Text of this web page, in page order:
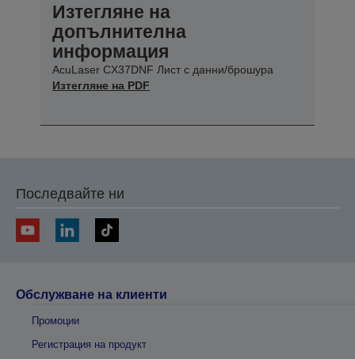
Изтегляне на
допълнителна
информация
AcuLaser CX37DNF Лист с данни/брошура
Изтегляне на PDF
Последвайте ни
Обслужване на клиенти
Промоции
Регистрация на продукт